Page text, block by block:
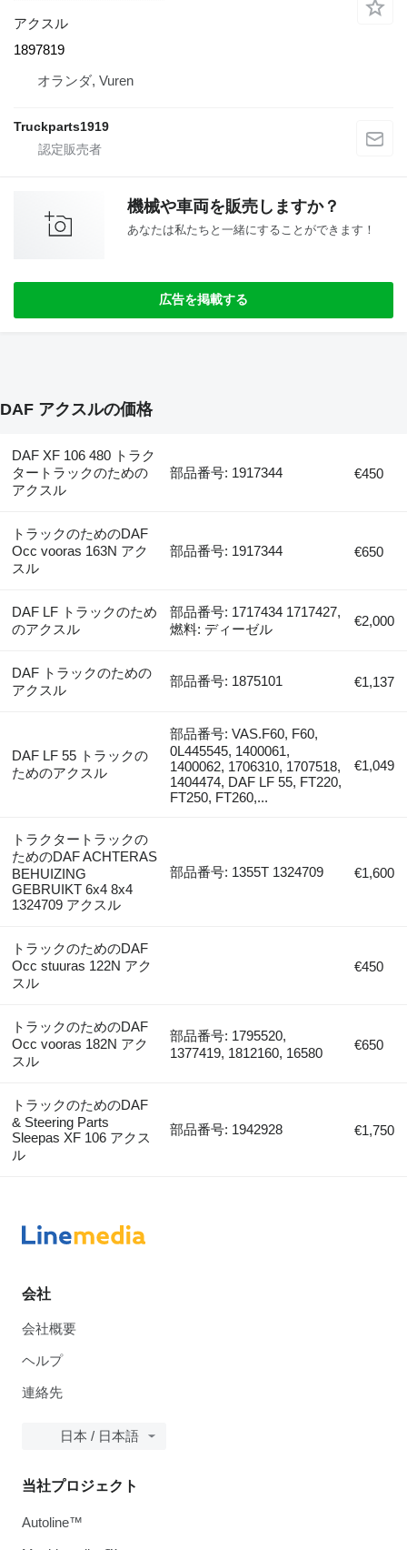
アクスル
1897819
オランダ, Vuren
Truckparts1919
機械や車両を販売しますか？
あなたは私たちと一緒にすることができます！
広告を掲載する
DAF アクスルの価格
DAF XF 106 480 トラク
タートラックのための
アクスル
部品番号: 1917344 €450
トラックのためのDAF
Occ vooras 163N アク
スル
部品番号: 1917344 €650
DAF LF トラックのため
のアクスル
部品番号: 1717434 1717427,
燃料: ディーゼル
€2,000
DAF トラックのための
アクスル
部品番号: 1875101 €1,137
DAF LF 55 トラックの
ためのアクスル
部品番号: VAS.F60, F60,
0L445545, 1400061,
1400062, 1706310, 1707518,
1404474, DAF LF 55, FT220,
FT250, FT260,...
€1,049
トラクタートラックの
ためのDAF ACHTERAS
BEHUIZING
GEBRUIKT 6x4 8x4
1324709 アクスル
部品番号: 1355T 1324709 €1,600
トラックのためのDAF
Occ stuuras 122N アク
スル
€450
トラックのためのDAF
Occ vooras 182N アク
スル
部品番号: 1795520,
1377419, 1812160, 16580
€650
トラックのためのDAF
& Steering Parts
Sleepas XF 106 アクス
ル
部品番号: 1942928 €1,750
会社
会社概要
ヘルプ
連絡先
日本 / 日本語
当社プロジェクト
Autoline™